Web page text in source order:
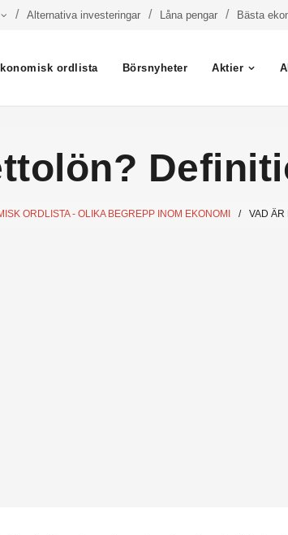
Alternativa investeringar Låna pengar Bästa
ordlista Börsnyheter Aktier
ORDLISTA - OLIKA BEGREPP INOM EKONOMI / VAD ÄR